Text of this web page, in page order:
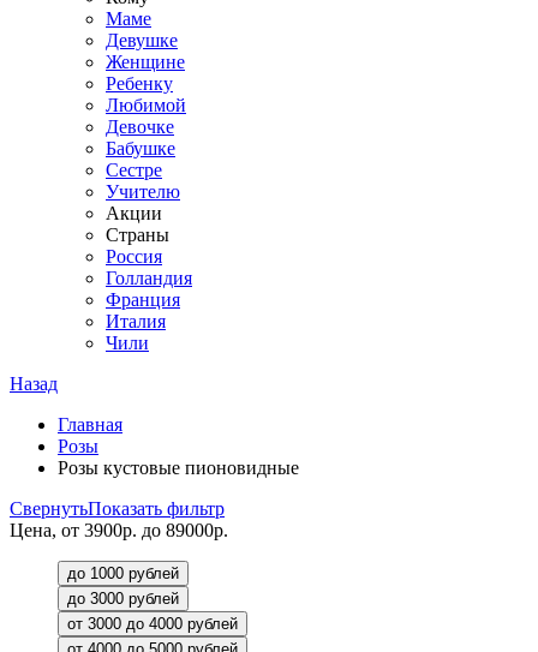
Маме
Девушке
Женщине
Ребенку
Любимой
Девочке
Бабушке
Сестре
Учителю
Акции
Страны
Россия
Голландия
Франция
Италия
Чили
Назад
Главная
Розы
Розы кустовые пионовидные
СвернутьПоказать фильтр
Цена, от 3900р. до 89000р.